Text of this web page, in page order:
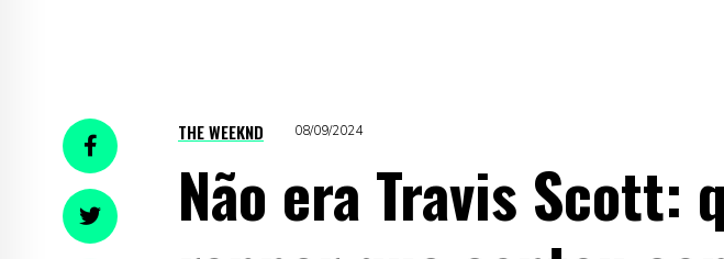
THE WEEKND 08/09/2024
Não era Travis Scott: